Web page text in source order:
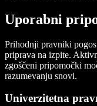
Uporabni
Prihodnji pravniki
priprava na izpite.
zgoščeni pripomočki
razumevanju snovi.
Univerzitetna